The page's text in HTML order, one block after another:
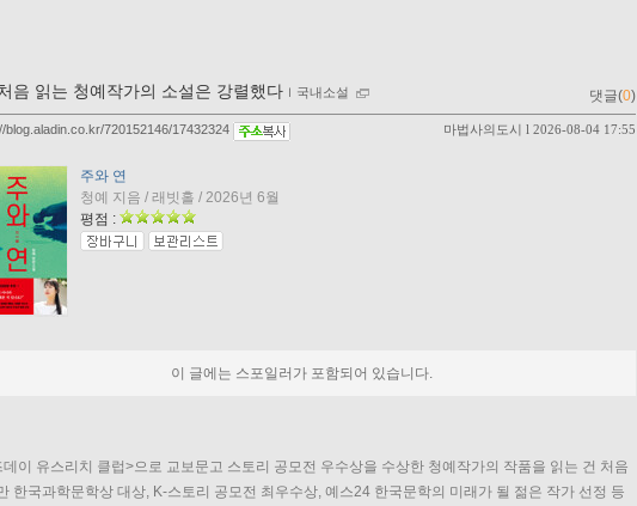
음 읽는 청예작가의 소설은 강렬했다 ｌ 국내소설 댓글(0)
마법사의도시 l 2026-08-04 17:55
blog.aladin.co.kr/720152146/17432324
주와 연
청예 지음 / 래빗홀 / 2026년 6월
평점 :
이 글에는 스포일러가 포함되어 있습니다.
데이 유스리치 클럽>으로 교보문고 스토리 공모전 우수상을 수상한 청예작가의 작품을 읽는 건 처음
한국과학문학상 대상, K-스토리 공모전 최우수상, 예스24 한국문학의 미래가 될 젊은 작가 선정 등